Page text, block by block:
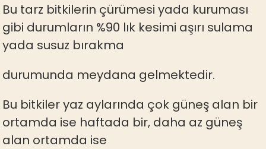
Bu tarz bitkilerin çürümesi yada kuruması
gibi durumların %90 lık kesimi aşırı sulama
yada susuz bırakma
durumunda meydana gelmektedir.
Bu bitkiler yaz aylarında çok güneş alan bir
ortamda ise haftada bir, daha az güneş
alan ortamda ise